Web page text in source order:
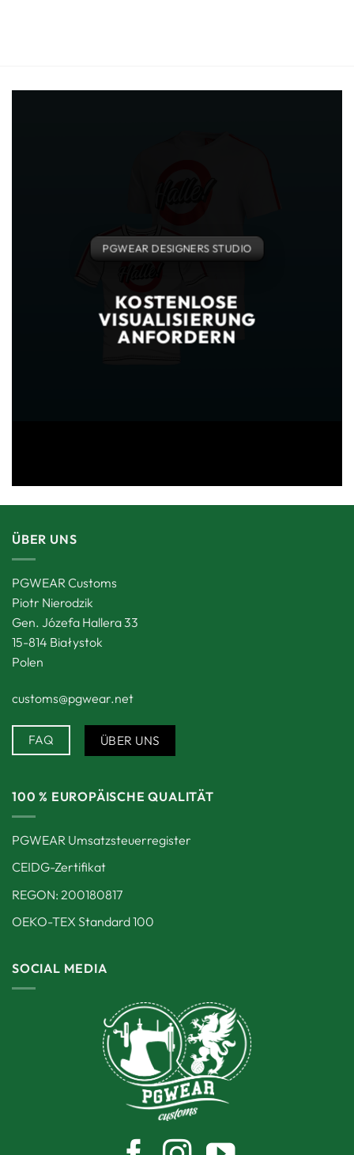
PGWEAR DESIGNERS STUDIO
KOSTENLOSE
VISUALISIERUNG
ANFORDERN
ÜBER UNS
PGWEAR Customs
Piotr Nierodzik
Gen. Józefa Hallera 33
15-814 Białystok
Polen
customs@pgwear.net
FAQ ÜBER UNS
100 % EUROPÄISCHE QUALITÄT
PGWEAR Umsatzsteuerregister
CEIDG-Zertifikat
REGON: 200180817
OEKO-TEX Standard 100
SOCIAL MEDIA